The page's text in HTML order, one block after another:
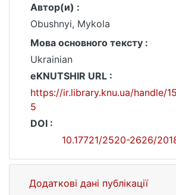
Автор(и) :
Obushnyi, Mykola
Мова основного тексту :
Ukrainian
eKNUTSHIR URL :
https://ir.library.knu.ua/handle/
5
DOI :
10.17721/2520-2626/
Додаткові дані публікації